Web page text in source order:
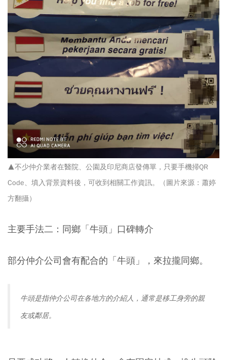
▲不少仲介業者在醫院、公園及印尼商店發傳單，只要手機掃QR
Code、填入背景資料後，可收到相關工作資訊。（圖片來源： 蕭婷
方翻攝）
主要手法二：同鄉「牛頭」口碑轉介
部分仲介公司會有配合的「牛頭」，來拉攏同鄉。
牛頭是指仲介公司在各地方的介紹人，通常是移工身旁的親
友或鄰居。